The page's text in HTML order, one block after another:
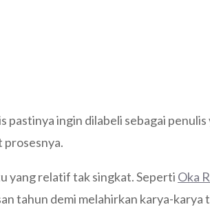
pastinya ingin dilabeli sebagai
prosesnya.
yang relatif tak singkat. Seperti Oka
tahun demi melahirkan karya-karya